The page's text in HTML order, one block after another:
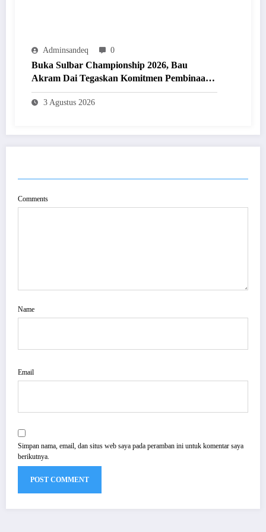
Adminsandeq 0
Buka Sulbar Championship 2026, Bau
Akram Dai Tegaskan Komitmen Pembinaan
Olahraga Prestasi
3 Agustus 2026
Comments
Name
Email
Simpan nama, email, dan situs web saya pada peramban ini untuk komentar saya
berikutnya.